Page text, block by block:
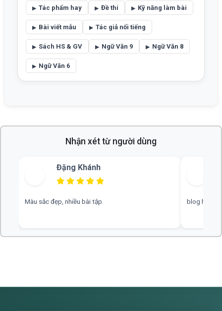
Tác phẩm hay Đề thi Kỹ năng làm bài
Bài viết mẫu Tác giả nổi tiếng
Sách HS & GV Ngữ Văn 9 Ngữ Văn 8
Ngữ Văn 6
Nhận xét từ người dùng
Bùi Thu
blog hay, chuyên nghiệp, rất mong nhiều đáp án hơn web hay,